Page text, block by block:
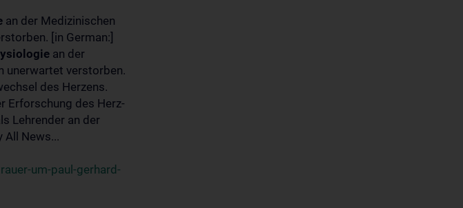
an der Medizinischen
[in German:]
an der
unerwartet verstorben.
des Herzens.
Erforschung des Herz-
Lehrender an der
All News...
um-paul-gerhard-